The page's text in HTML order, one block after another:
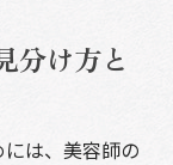
分け方と
は、美容師の